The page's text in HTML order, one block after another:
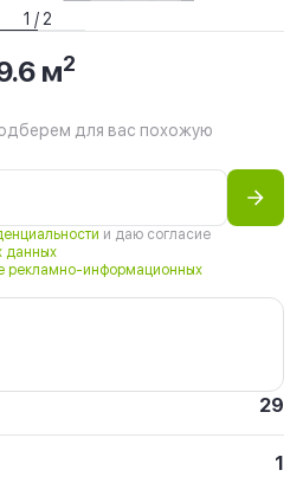
1 / 2
м2
для вас похожую
и даю согласие
данных
рекламно-информационных
29
1